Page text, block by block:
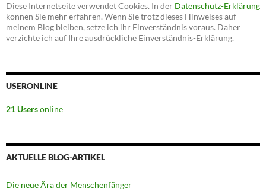
Diese Internetseite verwendet Cookies. In der Datenschutz-Erklärung
können Sie mehr erfahren. Wenn Sie trotz dieses Hinweises auf
meinem Blog bleiben, setze ich ihr Einverständnis voraus. Daher
verzichte ich auf Ihre ausdrückliche Einverständnis-Erklärung.
USERONLINE
21 Usersonline
AKTUELLE BLOG-ARTIKEL
Die neue Ära der Menschenfänger